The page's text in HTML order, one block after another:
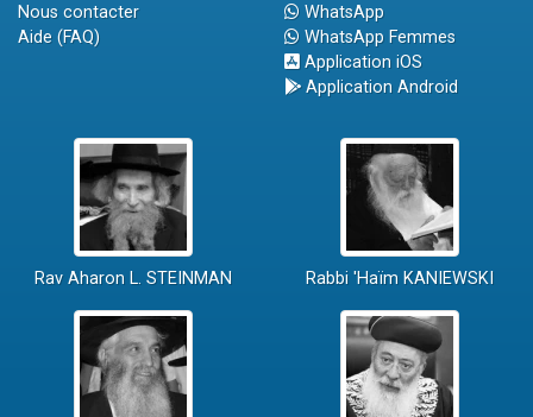
Nous contacter
Aide (FAQ)
WhatsApp
WhatsApp Femmes
Application iOS
Application Android
Rav Aharon L. STEINMAN Rabbi 'Haïm KANIEWSKI